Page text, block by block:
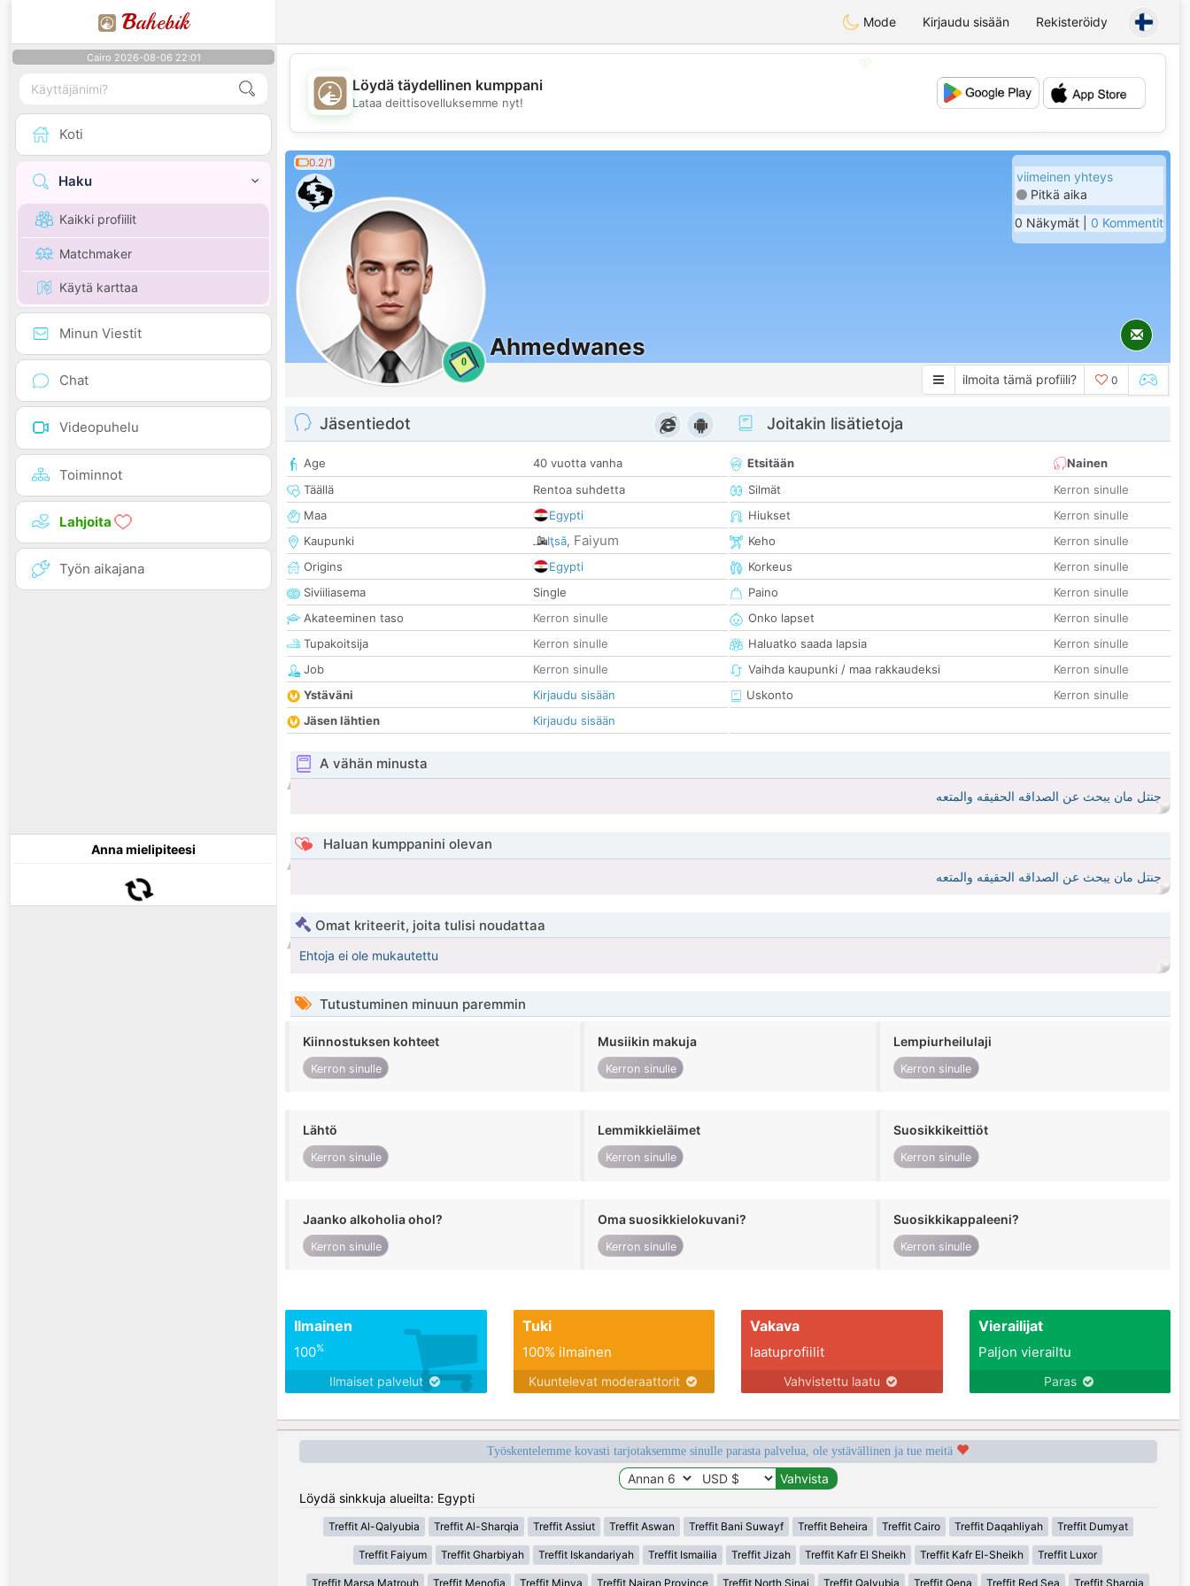
Bahebik Mode Kirjaudu sisään Rekisteröidy
Cairo 2026-08-06 22:01
Koti
Haku
Kaikki profiilit
Matchmaker
Käytä karttaa
Minun Viestit
Chat
Videopuhelu
Toiminnot
Lahjoita
Työn aikajana
Anna mielipiteesi
💖
💕
Löydä täydellinen kumppani
Lataa deittisovelluksemme nyt!
0.2/1
0
Ahmedwanes
viimeinen yhteys
Pitkä aika
0 Näkymät | 0 Kommentit
ilmoita tämä profiili? 0
Jäsentiedot
Age
40 vuotta vanha
Täällä
Rentoa suhdetta
Maa
Egypti
Kaupunki
Iţsā, Faiyum
Origins
Egypti
Siviiliasema
Single
Akateeminen taso
Kerron sinulle
Tupakoitsija
Kerron sinulle
Job
Kerron sinulle
Ystäväni
Kirjaudu sisään
Jäsen lähtien
Kirjaudu sisään
Joitakin lisätietoja
Etsitään
Nainen
Silmät
Kerron sinulle
Hiukset
Kerron sinulle
Keho
Kerron sinulle
Korkeus
Kerron sinulle
Paino
Kerron sinulle
Onko lapset
Kerron sinulle
Haluatko saada lapsia
Kerron sinulle
Vaihda kaupunki / maa rakkaudeksi
Kerron sinulle
Uskonto
Kerron sinulle
A vähän minusta
جنتل مان يبحث عن الصداقه الحقيقه والمتعه
Haluan kumppanini olevan
جنتل مان يبحث عن الصداقه الحقيقه والمتعه
Omat kriteerit, joita tulisi noudattaa
Ehtoja ei ole mukautettu
Tutustuminen minuun paremmin
Kiinnostuksen kohteet
Kerron sinulle
Musiikin makuja
Kerron sinulle
Lempiurheilulaji
Kerron sinulle
Lähtö
Kerron sinulle
Lemmikkieläimet
Kerron sinulle
Suosikkikeittiöt
Kerron sinulle
Jaanko alkoholia ohol?
Kerron sinulle
Oma suosikkielokuvani?
Kerron sinulle
Suosikkikappaleeni?
Kerron sinulle
Ilmainen
100%
Ilmaiset palvelut
Tuki
100% ilmainen
Kuuntelevat moderaattorit
Vakava
laatuprofiilit
Vahvistettu laatu
Vierailijat
Paljon vierailtu
Paras
Työskentelemme kovasti tarjotaksemme sinulle parasta palvelua, ole ystävällinen ja tue meitä
Löydä sinkkuja alueilta: Egypti
Treffit Al-Qalyubia Treffit Al-Sharqia Treffit Assiut Treffit Aswan Treffit Bani Suwayf Treffit Beheira Treffit Cairo Treffit Daqahliyah Treffit Dumyat
Treffit Faiyum Treffit Gharbiyah Treffit Iskandariyah Treffit Ismailia Treffit Jizah Treffit Kafr El Sheikh Treffit Kafr El-Sheikh Treffit Luxor
Treffit Marsa Matrouh Treffit Menofia Treffit Minya Treffit Najran Province Treffit North Sinai Treffit Qalyubia Treffit Qena Treffit Red Sea Treffit Sharqia